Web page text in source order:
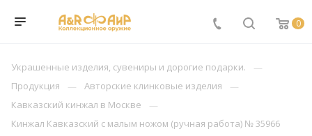
0
Украшенные изделия, сувениры и дорогие подарки.
Продукция
Авторские клинковые изделия
Кавказский кинжал в Москве
Кинжал Кавказский с малым ножом (ручная работа) № 35966